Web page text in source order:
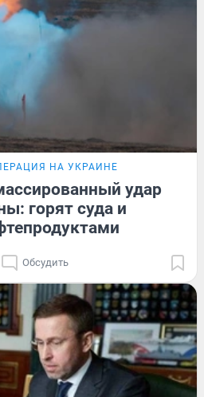
НА УКРАИНЕ
удар
горят суда и
Обсудить